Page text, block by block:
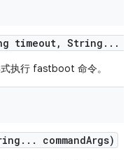
timeout, String . . .
执行 fastboot 命令。
. . . commandArgs)